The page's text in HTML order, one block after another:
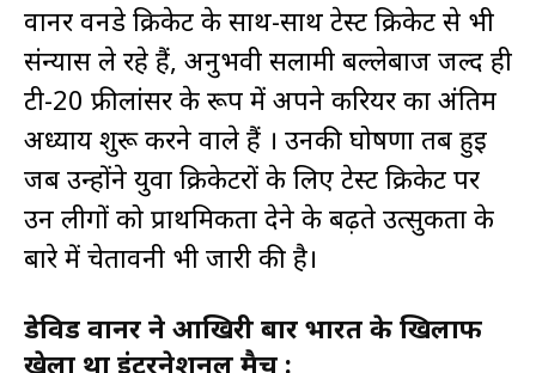
वार्नर वनडे क्रिकेट के साथ-साथ टेस्ट क्रिकेट से भी
संन्यास ले रहे हैं, अनुभवी सलामी बल्लेबाज जल्द ही
टी-20 फ्रीलांसर के रूप में अपने करियर का अंतिम
अध्याय शुरू करने वाले हैं । उनकी घोषणा तब हुई
जब उन्होंने युवा क्रिकेटरों के लिए टेस्ट क्रिकेट पर
उन लीगों को प्राथमिकता देने के बढ़ते उत्सुकता के
बारे में चेतावनी भी जारी की है।
डेविड वार्नर ने आखिरी बार भारत के खिलाफ
खेला था इंटरनेशनल मैच :